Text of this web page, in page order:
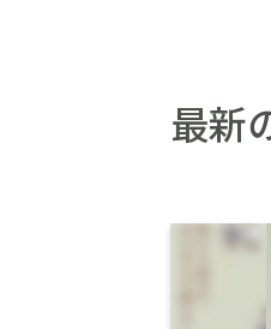
最新